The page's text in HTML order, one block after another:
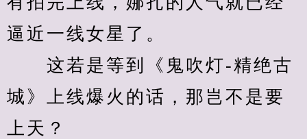
逼近一线女星了。
这若是等到《鬼吹灯-精绝古
城》上线爆火的话，那岂不是要
上天？